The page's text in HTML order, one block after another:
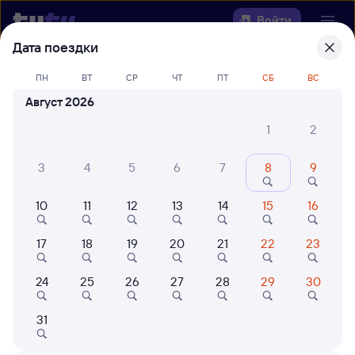
Войти
Выберите день, чтобы найтиж/д
билеты Сенная — Красный Кут
Куда
Когда
Кто едет
Найти поезда
Дата поездки
ПН ВТ СР ЧТ ПТ СБ ВС
Август 2026
1
2
3 4 5 6 7 8 9
10 11 12 13 14 15 16
17 18 19 20 21 22 23
24 25 26 27 28 29 30
31